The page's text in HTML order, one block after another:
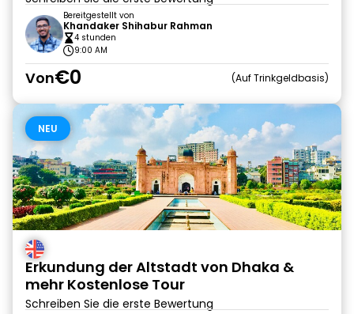
Bereitgestellt von
Khandaker Shihabur Rahman
4 stunden
9:00 AM
Von€0 Auf Trinkgeldbasis
NEU
Erkundung der Altstadt von Dhaka &
mehr Kostenlose Tour
Schreiben Sie die erste Bewertung